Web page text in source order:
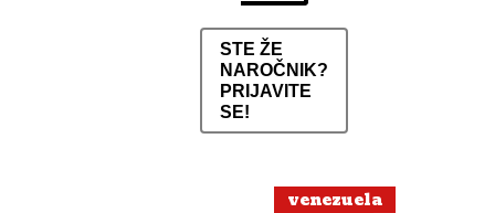
STE ŽE
NAROČNIK?
PRIJAVITE
SE!
venezuela